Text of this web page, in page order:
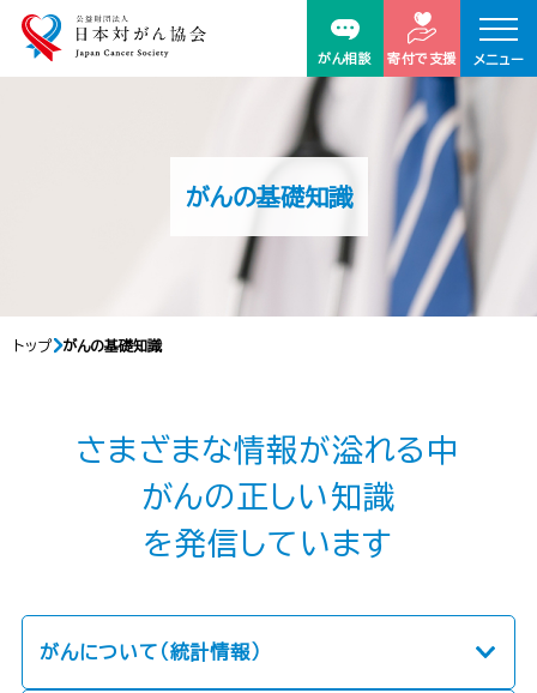
がん相談 寄付で支援 メニュー
がんの基礎知識
トップ がんの基礎知識
さまざまな情報が溢れる中
がんの正しい知識
を発信しています
がんについて（統計情報）